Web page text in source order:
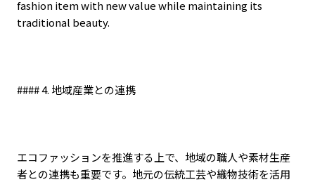
fashion item with new value while maintaining its
traditional beauty.
#### 4. 地域産業との連携
エコファッションを推進する上で、地域の職人や素材生産
者との連携も重要です。地元の伝統工芸や織物技術を活用